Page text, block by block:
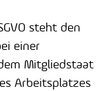
steht den
einer
Mitgliedstaat
Arbeitsplatzes